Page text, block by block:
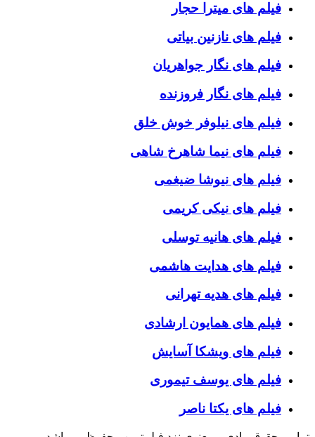
فیلم های میترا حجار
فیلم های نازنین بیاتی
فیلم های نگار جواهریان
فیلم های نگار فروزنده
فیلم های نیلوفر خوش خلق
فیلم های نیما شاهرخ شاهی
فیلم های نیوشا ضیغمی
فیلم های نیکی کریمی
فیلم های هانیه توسلی
فیلم های هدایت هاشمی
فیلم های هدیه تهرانی
فیلم های همایون ارشادی
فیلم های ویشکا آسایش
فیلم های یوسف تیموری
فیلم های یکتا ناصر